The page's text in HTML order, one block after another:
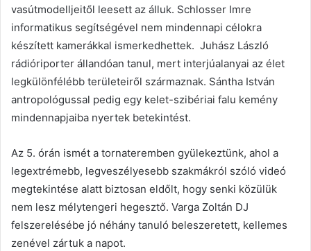
vasútmodelljeitől leesett az álluk. Schlosser Imre
informatikus segítségével nem mindennapi célokra
készített kamerákkal ismerkedhettek. Juhász László
rádióriporter állandóan tanul, mert interjúalanyai az élet
legkülönfélébb területeiről származnak. Sántha István
antropológussal pedig egy kelet-szibériai falu kemény
mindennapjaiba nyertek betekintést.
Az 5. órán ismét a tornateremben gyülekeztünk, ahol a
legextrémebb, legveszélyesebb szakmákról szóló videó
megtekintése alatt biztosan eldőlt, hogy senki közülük
nem lesz mélytengeri hegesztő. Varga Zoltán DJ
felszerelésébe jó néhány tanuló beleszeretett, kellemes
zenével zártuk a napot.